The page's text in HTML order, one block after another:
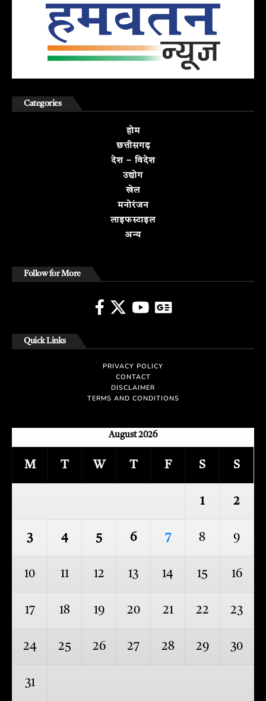
Categories
होम
छत्तीसगढ़
देश – विदेश
उद्योग
खेल
मनोरंजन
लाइफस्टाइल
अन्य
Follow for More
Quick Links
PRIVACY POLICY
CONTACT
DISCLAIMER
TERMS AND CONDITIONS
August 2026
M T W T F S S
1 2
3 4 5 6 7 8 9
10 11 12 13 14 15 16
17 18 19 20 21 22 23
24 25 26 27 28 29 30
31